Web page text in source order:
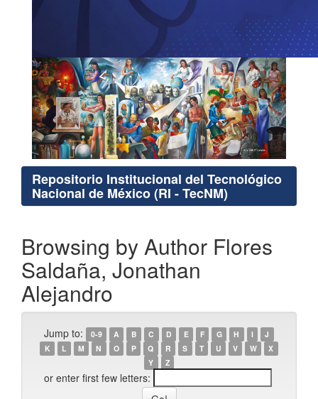
Repositorio Institucional del Tecnológico
Nacional de México (RI - TecNM)
Browsing by Author Flores
Saldaña, Jonathan
Alejandro
Jump to: 0-9 A B C D E F G H I
J
K
L M N O P Q R S T U V W
X
Y
Z
or enter first few letters: